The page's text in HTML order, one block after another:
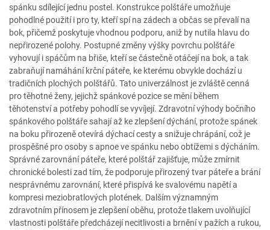
spánku sdílející jednu postel. Konstrukce polštáře umožňuje
pohodlné použití i pro ty, kteří spí na zádech a občas se převalí na
bok, přičemž poskytuje vhodnou podporu, aniž by nutila hlavu do
nepřirozené polohy. Postupné změny výšky povrchu polštáře
vyhovují i spáčům na břiše, kteří se částečně otáčejí na bok, a tak
zabraňují namáhání krční páteře, ke kterému obvykle dochází u
tradičních plochých polštářů. Tato univerzálnost je zvláště cenná
pro těhotné ženy, jejichž spánkové pozice se mění během
těhotenství a potřeby pohodlí se vyvíjejí. Zdravotní výhody bočního
spánkového polštáře sahají až ke zlepšení dýchání, protože spánek
na boku přirozeně otevírá dýchací cesty a snižuje chrápání, což je
prospěšné pro osoby s apnoe ve spánku nebo obtížemi s dýcháním.
Správné zarovnání páteře, které polštář zajišťuje, může zmírnit
chronické bolesti zad tím, že podporuje přirozený tvar páteře a brání
nesprávnému zarovnání, které přispívá ke svalovému napětí a
kompresi meziobratlových plotének. Dalším významným
zdravotním přínosem je zlepšení oběhu, protože tlakem uvolňující
vlastnosti polštáře předcházejí necitlivosti a brnění v pažích a rukou,